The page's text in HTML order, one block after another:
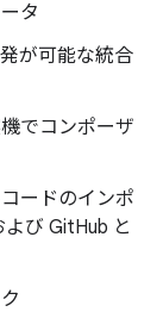
タ
が可能な統合
でコンポーザ
ードのインポ
び GitHub と